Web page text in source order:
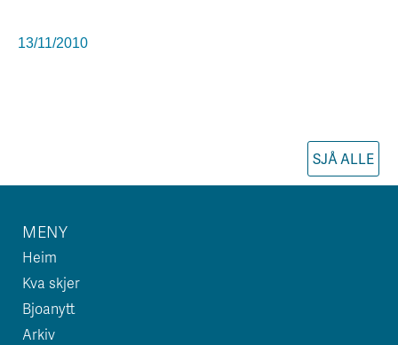
13/11/2010
SJÅ ALLE
MENY
Heim
Kva skjer
Bjoanytt
Arkiv